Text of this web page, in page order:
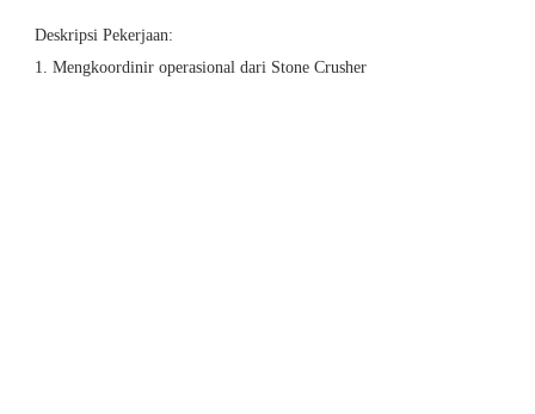
Deskripsi Pekerjaan:
1. Mengkoordinir operasional dari Stone Crusher